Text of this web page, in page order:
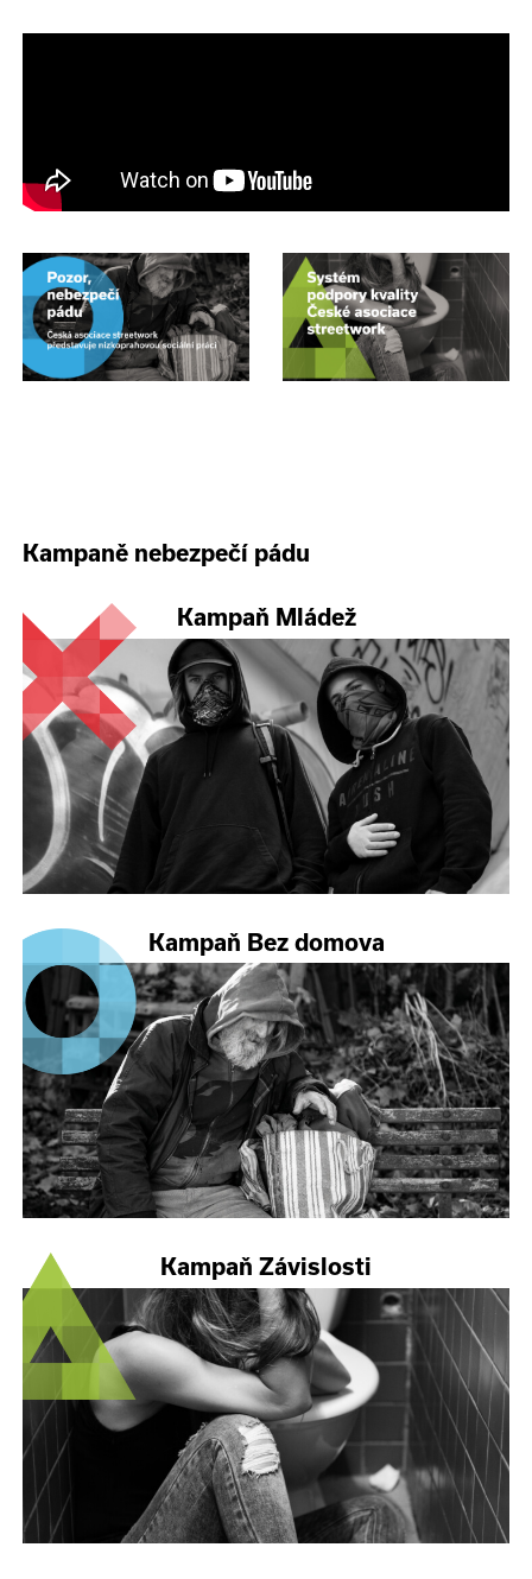
Kampaně nebezpečí pádu
Kampaň Mládež
Kampaň Bez domova
Kampaň Závislosti